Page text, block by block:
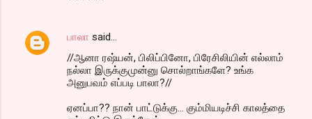
பாலா said…
//ஆனா ரஷ்யன், பிலிப்பினோ, பிரேசிலியின் எல்லாம்
நல்லா இருக்குமுன்னு சொல்றாங்களே? உங்க
அனுபவம் எப்படி பாலா?//
ஏனப்பா?? நான் பாட்டுக்கு... கும்மியடிச்சி காலத்தை